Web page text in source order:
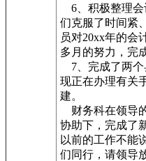
6、积极整理会
们克服了时间紧
员对20xx年的会
多月的努力，完
7、完成了两个
现正在办理有关
建。
财务科在领导
协助下，完成了
以前的工作不能
们同行，请领导